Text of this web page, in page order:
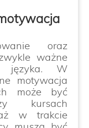
oraz
ważne
języka. W
motywacja
może być
kursach
w trakcie